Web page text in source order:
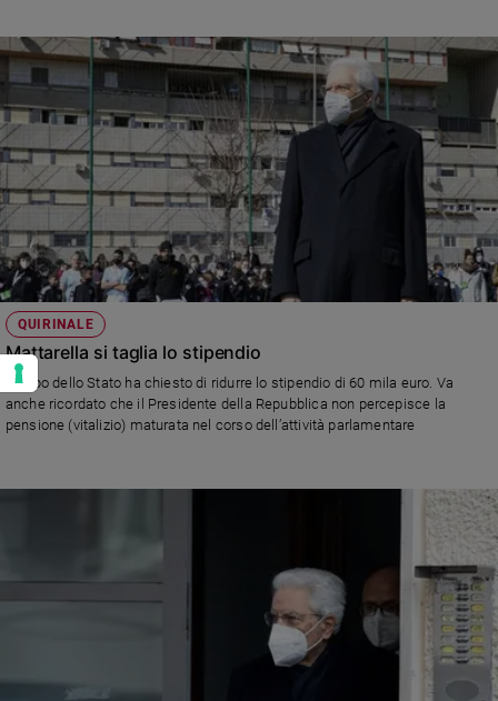
Italia, viene riconosciuto nei diritti fondamentali")
QUIRINALE
Mattarella si taglia lo stipendio
Il Capo dello Stato ha chiesto di ridurre lo stipendio di 60 mila euro. Va
anche ricordato che il Presidente della Repubblica non percepisce la
pensione (vitalizio) maturata nel corso dell’attività parlamentare